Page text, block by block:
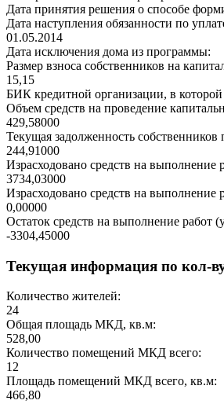
Дата принятия решения о способе
Дата наступления обязанности по
01.05.2014
Дата исключения дома из программы:
Размер взноса собственников на
15,15
БИК кредитной организации, в
Объем средств на проведение
429,58000
Текущая задолженность
244,91000
Израсходовано средств на выполнение
3734,03000
Израсходовано средств на выполнение
0,00000
Остаток средств на выполнение работ
-3304,45000
Текущая информация по кол-
Количество жителей:
24
Общая площадь МКД, кв.м:
528,00
Количество помещений МКД всего:
12
Площадь помещений МКД всего, кв.м:
466,80